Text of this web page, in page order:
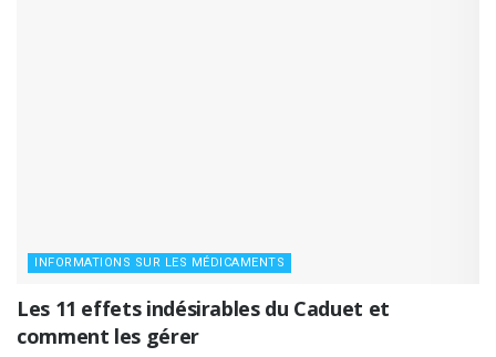
INFORMATIONS SUR LES MÉDICAMENTS
Les 11 effets indésirables du Caduet et
comment les gérer